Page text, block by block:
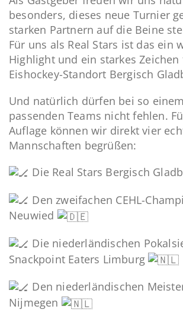
besonders, dieses neue Turnier
starken Partnern auf die Beine
Für uns als Real Stars ist das ein
Highlight und ein starkes Zeichen
Eishockey-Standort Bergisch
Und natürlich dürfen bei so
passenden Teams nicht fehlen.
Auflage können wir direkt vier
Mannschaften begrüßen:
Die Real Stars Bergisch
Den zweifachen CEHL-
Neuwied
Die niederländischen
Snackpoint Eaters Limburg
Den niederländischen
Nijmegen